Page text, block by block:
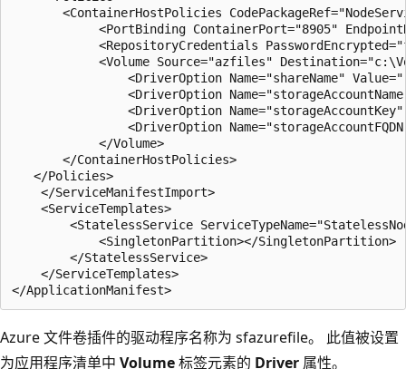
<ContainerHostPolicies
<PortBinding ContainerPort="8905"
<RepositoryCredentials
<Volume Source="azfiles"
<DriverOption Name="shareName"
<DriverOption
<DriverOption
<DriverOption
            </Volume>
       </ContainerHostPolicies>
   </Policies>
    </ServiceManifestImport>
    <ServiceTemplates>
<StatelessService
            <SingletonPartition></SingletonPartition>
        </StatelessService>
    </ServiceTemplates>
Azure 文件卷插件的驱动程序名称为 sfazurefile。 此值被设置
为应用程序清单中 Volume标签元素的 Driver 属性。